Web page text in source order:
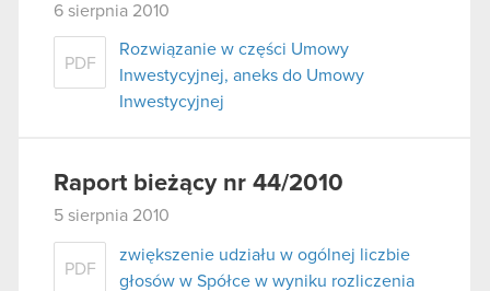
6 sierpnia 2010
PDF
Rozwiązanie w części Umowy
Inwestycyjnej, aneks do Umowy
Inwestycyjnej
Raport bieżący nr 44/2010
5 sierpnia 2010
PDF
zwiększenie udziału w ogólnej liczbie
głosów w Spółce w wyniku rozliczenia